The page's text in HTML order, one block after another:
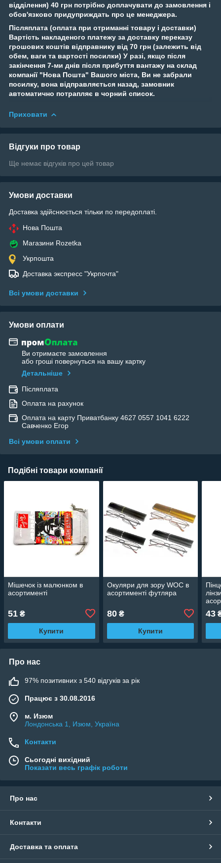
відділення) 40 грн потрібно доплачувати до замовлення і
обов'язково придуприждать про це менеджера.
Післяплата (оплата при отриманні товару і доставки)
Вартість накладеного платежу за доставку переказу
грошових коштів відправнику від 70 грн (залежить від
обем, ваги та вартості посилки) У разі, якщо після
закінчення 7-ми днів після прибуття вантажу на склад
компанії "Нова Пошта" Вашого міста, Ви не забрали
посилку, вона відправляється назад, замовник
автоматично потрапляє в чорний список.
Приховати
Відгуки про товар
Ще немає відгуків про цей товар
Умови доставки
Доставка здійснюється тільки по передоплаті.
Нова Пошта
Магазини Rozetka
Укрпошта
Доставка экспресс "Укрпочта"
Всі умови доставки
Умови оплати
Ви отримаєте замовлення
або гроші повернуться на вашу картку
Детальніше
Післяплата
Оплата на рахунок
Оплата на карту Приватбанку 4627 0557 1041 6222
Савченко Егор
Всі умови оплати
Подібні товари компанії
Мішечок із малюнком в
асортименті
51 ₴
Купити
Окуляри для зору WOC в
асортименті футляра
80₴
Купити
43
Про нас
97% позитивних з 540 відгуків за рік
Працює з 30.08.2016
м. Изюм
Лондонська 1, Изюм, Україна
Контакти
Сьогодні вихідний
Показати весь графік роботи
Про нас
Контакти
Доставка та оплата